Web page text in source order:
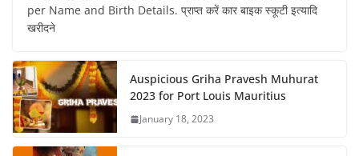
per Name and Birth Details. प्राप्त करें कार बाइक स्कूटी इत्यादि
खरीदने
Auspicious Griha Pravesh Muhurat
2023 for Port Louis Mauritius
January 18, 2023